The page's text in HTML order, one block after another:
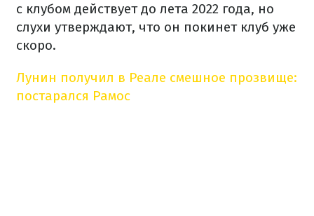
с клубом действует до лета 2022 года, но
слухи утверждают, что он покинет клуб уже
скоро.
Лунин получил в Реале смешное прозвище:
постарался Рамос